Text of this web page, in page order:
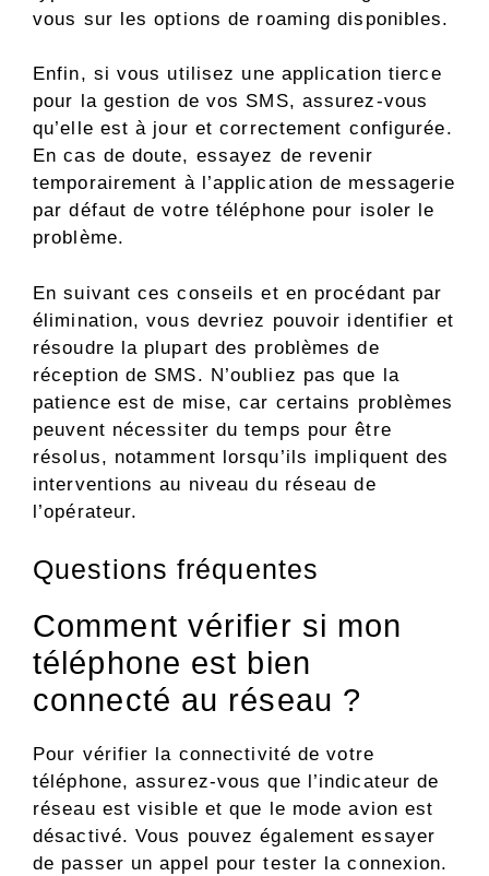
vous sur les options de roaming disponibles.
Enfin, si vous utilisez une application tierce
pour la gestion de vos SMS, assurez-vous
qu’elle est à jour et correctement configurée.
En cas de doute, essayez de revenir
temporairement à l’application de messagerie
par défaut de votre téléphone pour isoler le
problème.
En suivant ces conseils et en procédant par
élimination, vous devriez pouvoir identifier et
résoudre la plupart des problèmes de
réception de SMS. N’oubliez pas que la
patience est de mise, car certains problèmes
peuvent nécessiter du temps pour être
résolus, notamment lorsqu’ils impliquent des
interventions au niveau du réseau de
l’opérateur.
Questions fréquentes
Comment vérifier si mon
téléphone est bien
connecté au réseau ?
Pour vérifier la connectivité de votre
téléphone, assurez-vous que l’indicateur de
réseau est visible et que le mode avion est
désactivé. Vous pouvez également essayer
de passer un appel pour tester la connexion.